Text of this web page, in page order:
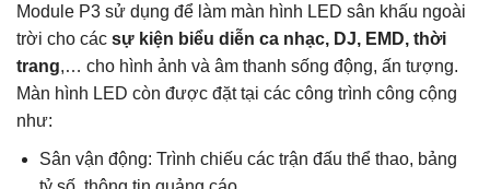
Module P3 sử dụng để làm màn hình LED sân khấu ngoài
trời cho các sự kiện biểu diễn ca nhạc, DJ, EMD, thời
trang,… cho hình ảnh và âm thanh sống động, ấn tượng.
Màn hình LED còn được đặt tại các công trình công cộng
như:
Sân vận động: Trình chiếu các trận đấu thể thao, bảng